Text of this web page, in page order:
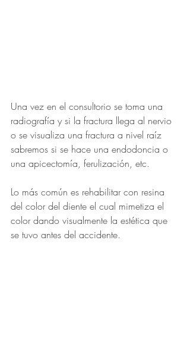
Una vez en el consultorio se toma una
radiografía y si la fractura llega al nervio
o se visualiza una fractura a nivel raíz
sabremos si se hace una endodoncia o
una apicectomía, ferulización, etc.
Lo más común es rehabilitar con resina
del color del diente el cual mimetiza el
color dando visualmente la estética que
se tuvo antes del accidente.